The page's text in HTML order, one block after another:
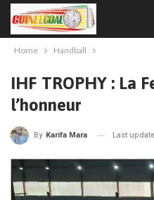
Home Handball
IHF TROPHY : La
l’honneur
By Karifa Mara Last